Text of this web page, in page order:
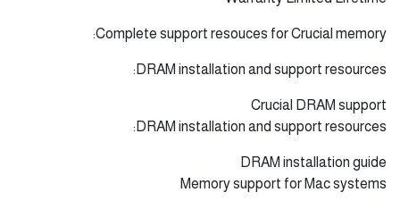
Complete support resouces for Crucial memory:
DRAM installation and support resources:
Crucial DRAM support
DRAM installation and support resources:
DRAM installation guide
Memory support for Mac systems